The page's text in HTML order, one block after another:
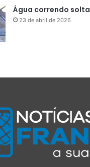
Água correndo solta
23 de abril de 2026